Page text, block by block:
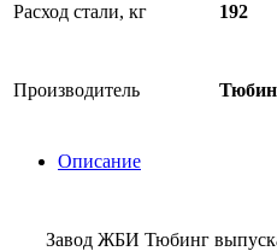
Расход стали, кг 192
Производитель
Описание
Завод ЖБИ Тюбинг